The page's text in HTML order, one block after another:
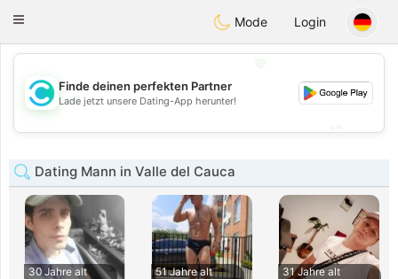
olombiaCitas
Toggle
Mode Login
💖
💕
Finde deinen perfekten Partner
Lade jetzt unsere Dating-App herunter!
Dating Mann in Valle del Cauca
30 Jahre alt
51 Jahre alt
31 Jahre alt